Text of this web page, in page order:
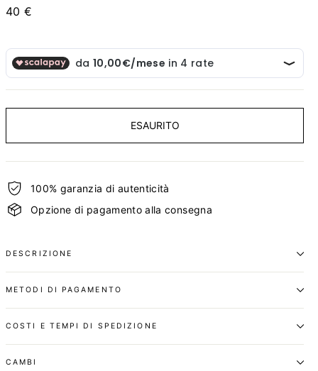
Prezzo
40 €
ESAURITO
100% garanzia di autenticità
Opzione di pagamento alla consegna
DESCRIZIONE
METODI DI PAGAMENTO
COSTI E TEMPI DI SPEDIZIONE
CAMBI